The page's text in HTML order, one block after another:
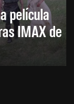
película
IMAX de